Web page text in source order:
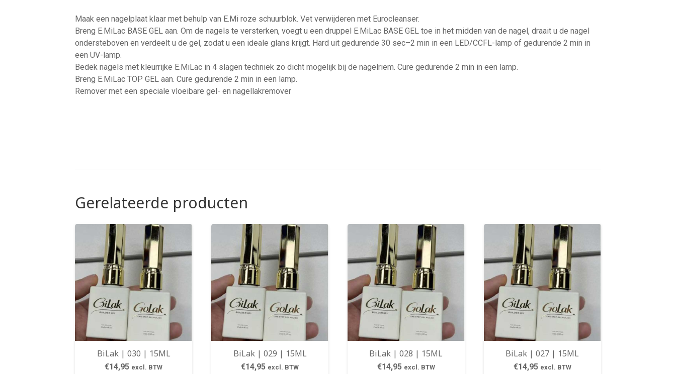
Maak een nagelplaat klaar met behulp van E.Mi roze schuurblok. Vet verwijderen met Eurocleanser.
Breng E.MiLac BASE GEL aan. Om de nagels te versterken, voegt u een druppel E.MiLac BASE GEL toe in het midden van de nagel, draait u de nagel
ondersteboven en verdeelt u de gel, zodat u een ideale glans krijgt. Hard uit gedurende 30 sec–2 min in een LED/CCFL-lamp of gedurende 2 min in
een UV-lamp.
Bedek nagels met kleurrijke E.MiLac in 4 slagen techniek zo dicht mogelijk bij de nagelriem. Cure gedurende 2 min in een lamp.
Breng E.MiLac TOP GEL aan. Cure gedurende 2 min in een lamp.
Remover met een speciale vloeibare gel- en nagellakremover
Gerelateerde producten
BiLak | 030 | 15ML
€14,95 excl. BTW
BiLak | 029 | 15ML
€14,95 excl. BTW
BiLak | 028 | 15ML
€14,95 excl. BTW
BiLak | 027 | 15ML
€14,95 excl. BTW